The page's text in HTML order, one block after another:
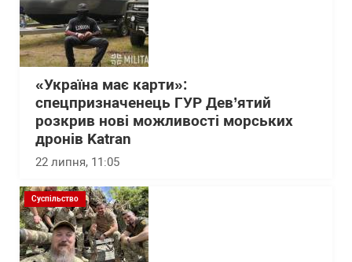
«Україна має карти»:
спецпризначенець ГУР Дев’ятий
розкрив нові можливості морських
дронів Katran
22 липня, 11:05
Суспільство